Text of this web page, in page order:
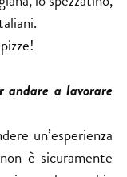
a lavorare
un’esperienza
è sicuramente